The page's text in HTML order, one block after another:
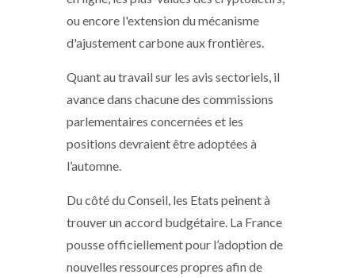
ou encore l'extension du mécanisme
d'ajustement carbone aux frontières.
Quant au travail sur les avis sectoriels, il
avance dans chacune des commissions
parlementaires concernées et les
positions devraient être adoptées à
l’automne.
Du côté du Conseil, les Etats peinent à
trouver un accord budgétaire. La France
pousse officiellement pour l’adoption de
nouvelles ressources propres afin de